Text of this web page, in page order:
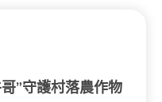
”守護村落農作物